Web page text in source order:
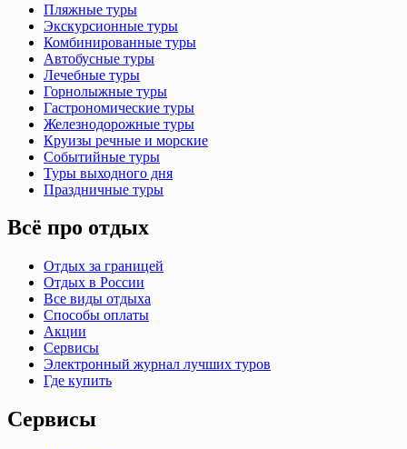
Пляжные туры
Экскурсионные туры
Комбинированные туры
Автобусные туры
Лечебные туры
Горнолыжные туры
Гастрономические туры
Железнодорожные туры
Круизы речные и морские
Событийные туры
Туры выходного дня
Праздничные туры
Всё про отдых
Отдых за границей
Отдых в России
Все виды отдыха
Способы оплаты
Акции
Сервисы
Электронный журнал лучших туров
Где купить
Сервисы